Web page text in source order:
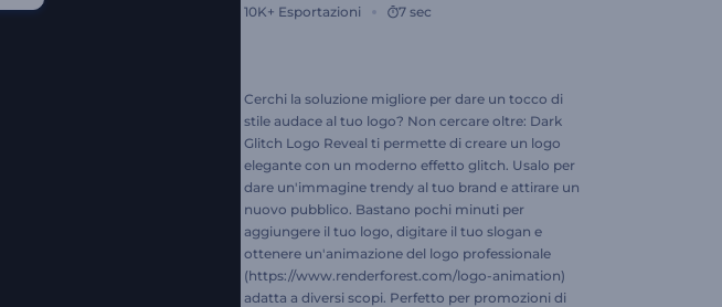
10K+ Esportazioni 7 sec
Cerchi la soluzione migliore per dare un tocco di
stile audace al tuo logo? Non cercare oltre: Dark
Glitch Logo Reveal ti permette di creare un logo
elegante con un moderno effetto glitch. Usalo per
dare un'immagine trendy al tuo brand e attirare un
nuovo pubblico. Bastano pochi minuti per
aggiungere il tuo logo, digitare il tuo slogan e
ottenere un'animazione del logo professionale
(https://www.renderforest.com/logo-animation)
adatta a diversi scopi. Perfetto per promozioni di